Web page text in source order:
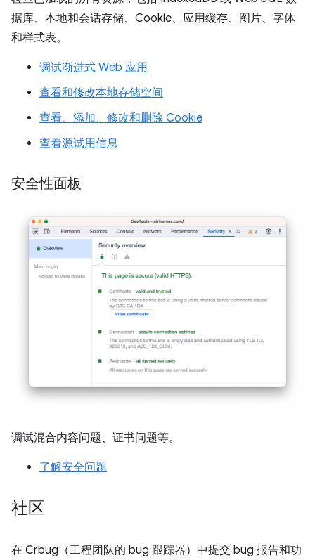
据库、本地和会话存储、Cookie、应用缓存、图片、字体
和样式表。
调试渐进式 Web 应用
查看和修改本地存储空间
查看、添加、修改和删除 Cookie
查看源试用信息
安全性面板
调试混合内容问题、证书问题等。
了解安全问题
社区
在 Crbug（工程团队的 bug 跟踪器）中提交 bug 报告和功